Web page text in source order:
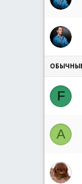
F
A